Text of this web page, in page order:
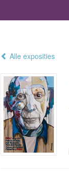
Alle exposities